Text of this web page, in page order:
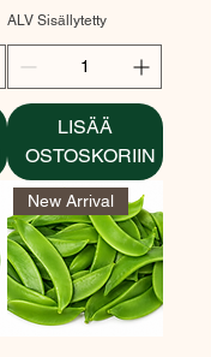
ALV Sisällytetty
LISÄÄ
OSTOSKORIIN
New Arrival